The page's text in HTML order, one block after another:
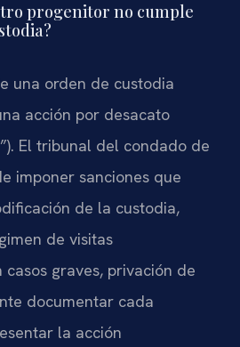
progenitor no cumple
una orden de custodia
acción por desacato
El tribunal del condado de
imponer sanciones que
de la custodia,
de visitas
casos graves, privación de
documentar cada
la acción